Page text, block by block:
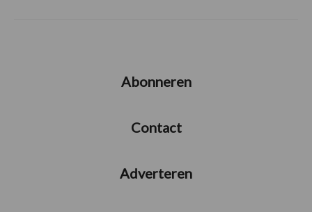
Abonneren
Contact
Adverteren